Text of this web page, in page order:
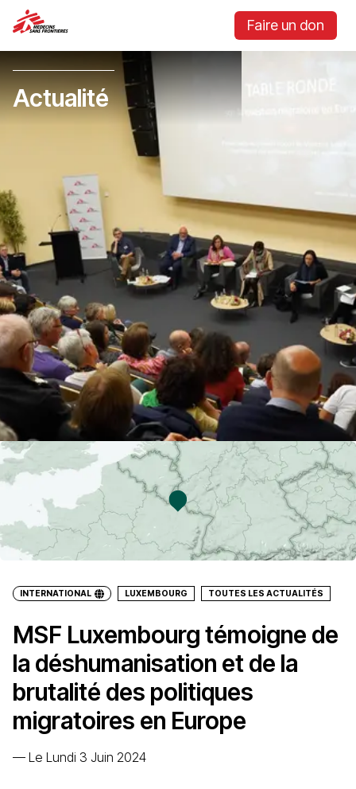
Faire un don
Actualité
INTERNATIONAL LUXEMBOURG TOUTES LES ACTUALITÉS
MSF Luxembourg témoigne de
la déshumanisation et de la
brutalité des politiques
migratoires en Europe
— Le Lundi 3 Juin 2024